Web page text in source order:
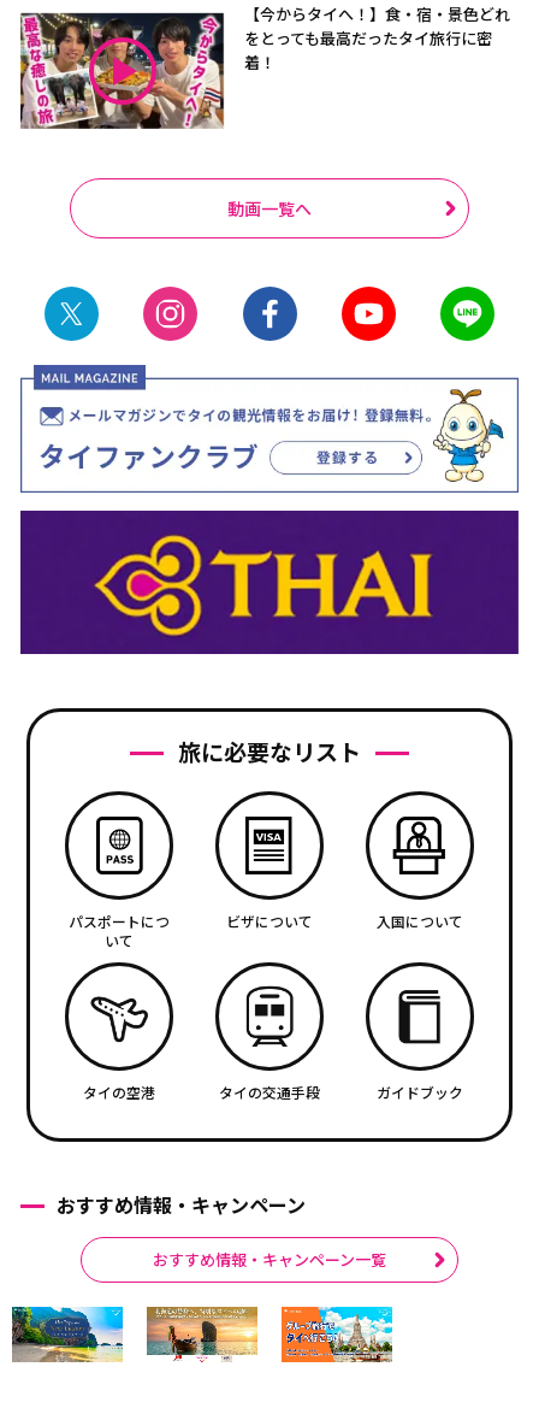
【今からタイへ！】食・宿・景色どれ
をとっても最高だったタイ旅行に密
着！
動画一覧へ
旅に必要なリスト
パスポートにつ
いて
ビザについて 入国について
タイの空港 タイの交通手段 ガイドブック
おすすめ情報・キャンペーン
おすすめ情報・キャンペーン一覧